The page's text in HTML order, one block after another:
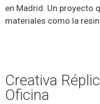
en Madrid. Un proyecto
materiales como la
Creativa
Oficina